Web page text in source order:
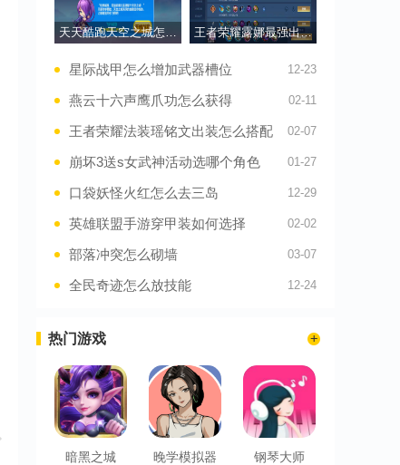
天天酷跑天空之城怎么玩 王者荣耀露娜最强出装怎么出
星际战甲怎么增加武器槽位 12-23
燕云十六声鹰爪功怎么获得 02-11
王者荣耀法装瑶铭文出装怎么搭配 02-07
崩坏3送s女武神活动选哪个角色 01-27
口袋妖怪火红怎么去三岛 12-29
英雄联盟手游穿甲装如何选择 02-02
部落冲突怎么砌墙 03-07
全民奇迹怎么放技能 12-24
热门游戏
暗黑之城 晚学模拟器 钢琴大师